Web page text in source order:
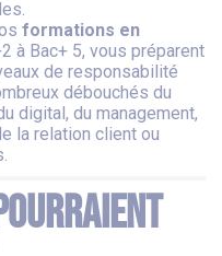
formations en
à Bac+ 5, vous préparent
de responsabilité
débouchés du
digital, du management,
la relation client ou